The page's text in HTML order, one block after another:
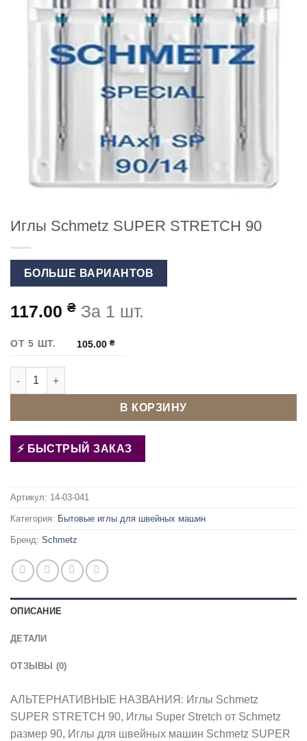
Иглы Schmetz SUPER STRETCH 90
БОЛЬШЕ ВАРИАНТОВ
117.00 ₴ За 1 шт.
ОТ 5 ШТ. 105.00₴
Количество товара Иглы Schmetz SUPER STRETCH 90
В КОРЗИНУ
БЫСТРЫЙ ЗАКАЗ
Артикул: 14-03-041
Категория: Бытовые иглы для швейных машин
Бренд: Schmetz
ОПИСАНИЕ
ДЕТАЛИ
ОТЗЫВЫ (0)
АЛЬТЕРНАТИВНЫЕ НАЗВАНИЯ: Иглы Schmetz
SUPER STRETCH 90, Иглы Super Stretch от Schmetz
размер 90, Иглы для швейных машин Schmetz SUPER